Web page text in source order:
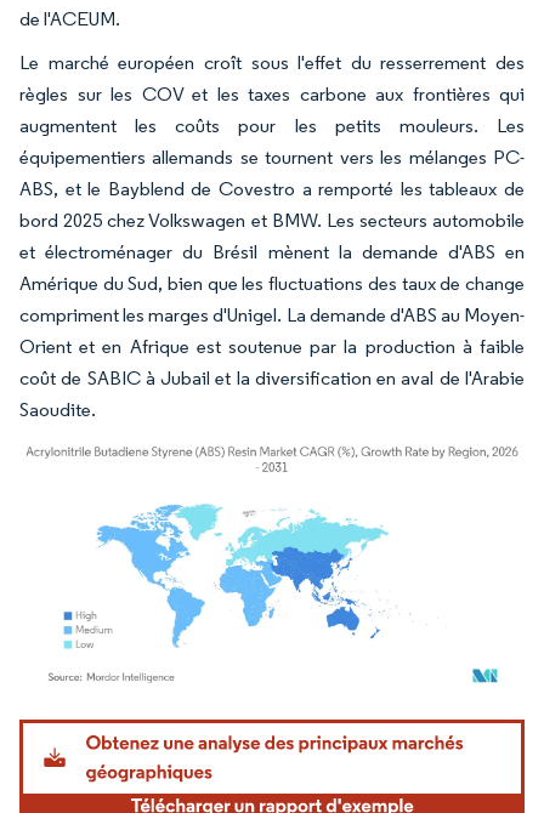
de l'ACEUM.
Le marché européen croît sous l'effet du resserrement des
règles sur les COV et les taxes carbone aux frontières qui
augmentent les coûts pour les petits mouleurs. Les
équipementiers allemands se tournent vers les mélanges PC-
ABS, et le Bayblend de Covestro a remporté les tableaux de
bord 2025 chez Volkswagen et BMW. Les secteurs automobile
et électroménager du Brésil mènent la demande d'ABS en
Amérique du Sud, bien que les fluctuations des taux de change
compriment les marges d'Unigel. La demande d'ABS au Moyen-
Orient et en Afrique est soutenue par la production à faible
coût de SABIC à Jubail et la diversification en aval de l'Arabie
Saoudite.
Image © Mordor Intelligence. La réutilisation nécessite une attribution sous CC BY